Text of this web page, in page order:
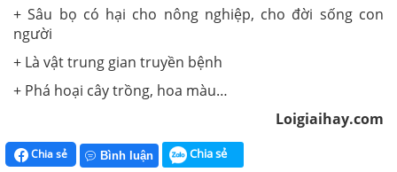
+ Sâu bọ có hại cho nông nghiệp, cho đời sống con
người
+ Là vật trung gian truyền bệnh
+ Phá hoại cây trồng, hoa màu…
Loigiaihay.com
Chia sẻ Bình luận Chia sẻ